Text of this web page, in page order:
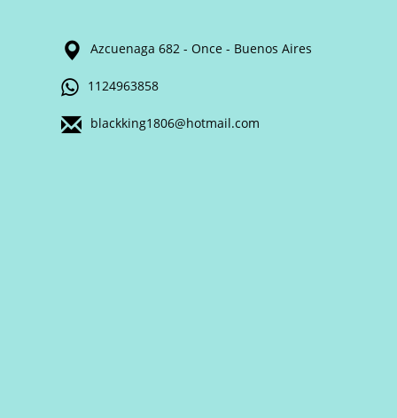
Azcuenaga 682 - Once - Buenos Aires
1124963858
blackking1806@hotmail.com